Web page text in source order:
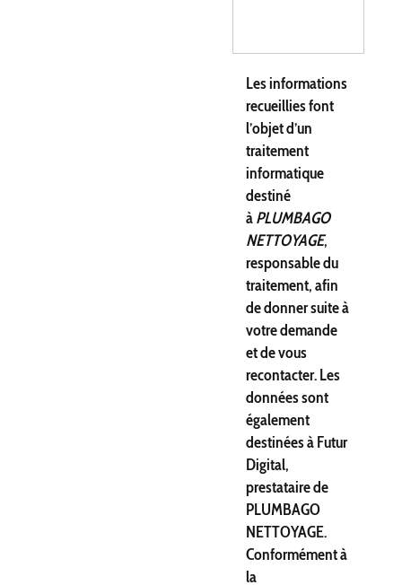
Les informations
recueillies font
l’objet d’un
traitement
informatique
destiné
àPLUMBAGO
NETTOYAGE,
responsable du
traitement, afin
de donner suite à
votre demande
et de vous
recontacter. Les
données sont
également
destinées à Futur
Digital,
prestataire de
PLUMBAGO
NETTOYAGE.
Conformément à
la